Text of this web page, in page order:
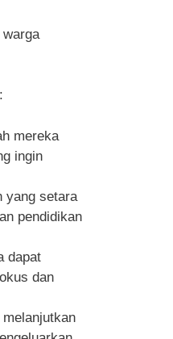
mereka
ingin
yang setara
pendidikan
dapat
dan